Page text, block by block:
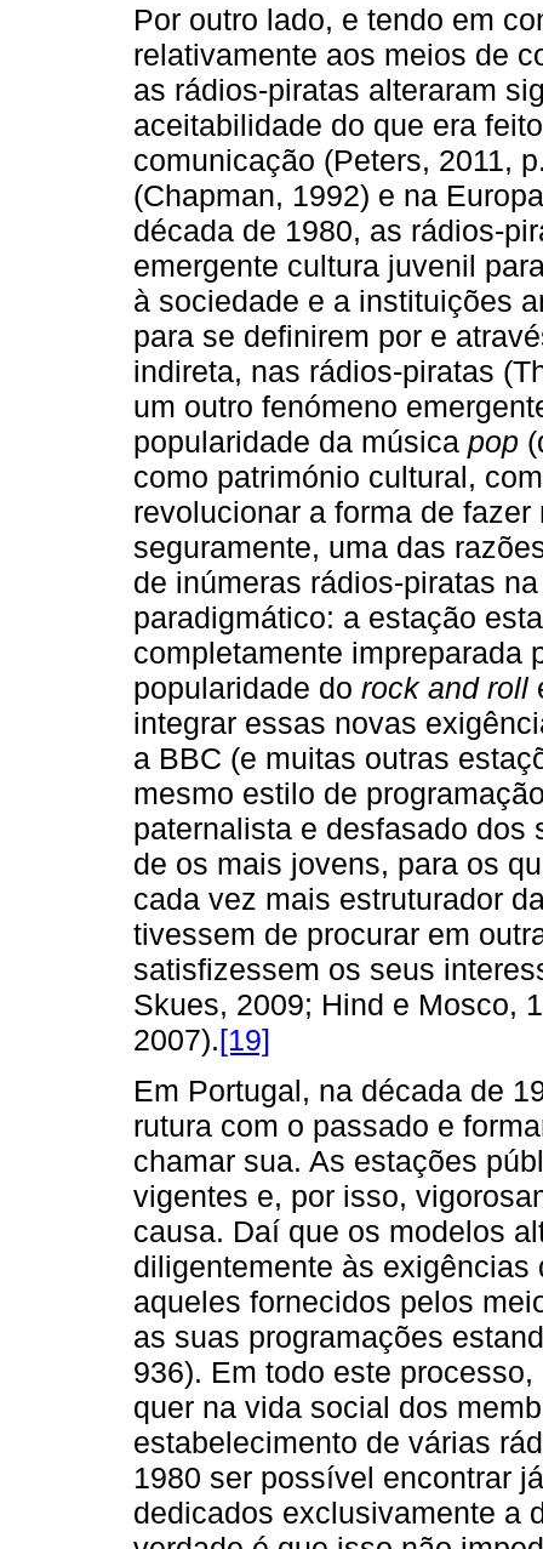
Por outro lado, e tendo em
relativamente aos meios de
as rádios-piratas alteraram
aceitabilidade do que era
comunicação (Peters, 2011,
(Chapman, 1992) e na
década de 1980, as rádios-
emergente cultura juvenil
à sociedade e a instituições
para se definirem por e
indireta, nas rádios-piratas
um outro fenómeno
popularidade da música pop
como património cultural,
revolucionar a forma de
seguramente, uma das
de inúmeras rádios-piratas
paradigmático: a estação
completamente impreparada
popularidade do rock and roll
integrar essas novas
a BBC (e muitas outras
mesmo estilo de
paternalista e desfasado dos
de os mais jovens, para os
cada vez mais estruturador
tivessem de procurar em
satisfizessem os seus
Skues, 2009; Hind e Mosco,
2007).[19]
Em Portugal, na década de
rutura com o passado e
chamar sua. As estações
vigentes e, por isso,
causa. Daí que os modelos
diligentemente às
aqueles fornecidos pelos
as suas programações
936). Em todo este
quer na vida social dos
estabelecimento de várias
1980 ser possível encontrar
dedicados exclusivamente a